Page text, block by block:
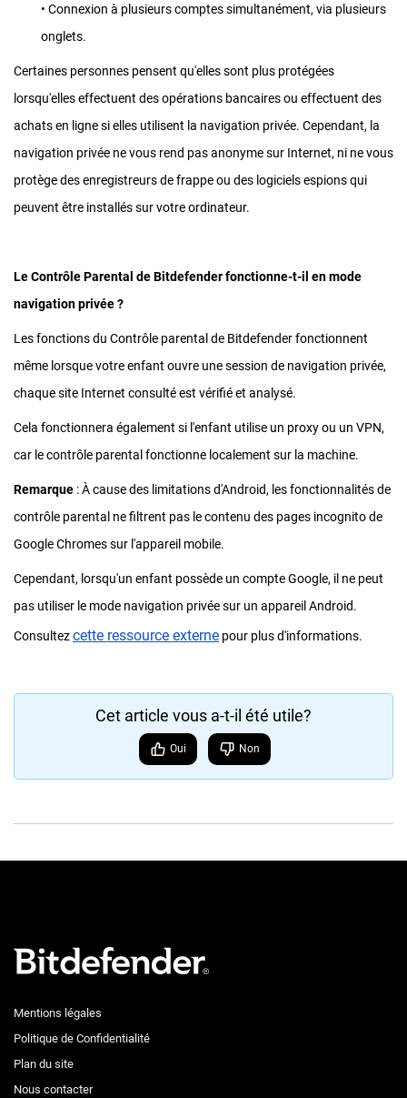
• Connexion à plusieurs comptes simultanément, via plusieurs
onglets.
Certaines personnes pensent qu'elles sont plus protégées
lorsqu'elles effectuent des opérations bancaires ou effectuent des
achats en ligne si elles utilisent la navigation privée. Cependant, la
navigation privée ne vous rend pas anonyme sur Internet, ni ne vous
protège des enregistreurs de frappe ou des logiciels espions qui
peuvent être installés sur votre ordinateur.
Le Contrôle Parental de Bitdefender fonctionne-t-il en mode
navigation privée ?
Les fonctions du Contrôle parental de Bitdefender fonctionnent
même lorsque votre enfant ouvre une session de navigation privée,
chaque site Internet consulté est vérifié et analysé.
Cela fonctionnera également si l'enfant utilise un proxy ou un VPN,
car le contrôle parental fonctionne localement sur la machine.
Remarque : À cause des limitations d'Android, les fonctionnalités de
contrôle parental ne filtrent pas le contenu des pages incognito de
Google Chromes sur l'appareil mobile.
Cependant, lorsqu'un enfant possède un compte Google, il ne peut
pas utiliser le mode navigation privée sur un appareil Android.
Consultezcette ressource externe pour plus d'informations.
Cet article vous a-t-il été utile?
Oui Non
Mentions légales
Politique de Confidentialité
Plan du site
Nous contacter